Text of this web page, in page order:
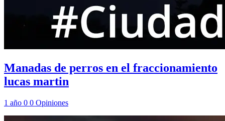
Manadas de perros en el fraccionamiento
lucas martin
1 año 0 0 Opiniones